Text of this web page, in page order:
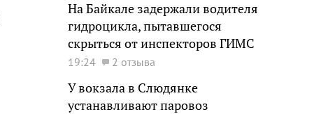
На Байкале задержали водителя
гидроцикла, пытавшегося
скрыться от инспекторов ГИМС
19:24 2 отзыва
У вокзала в Слюдянке
устанавливают паровоз